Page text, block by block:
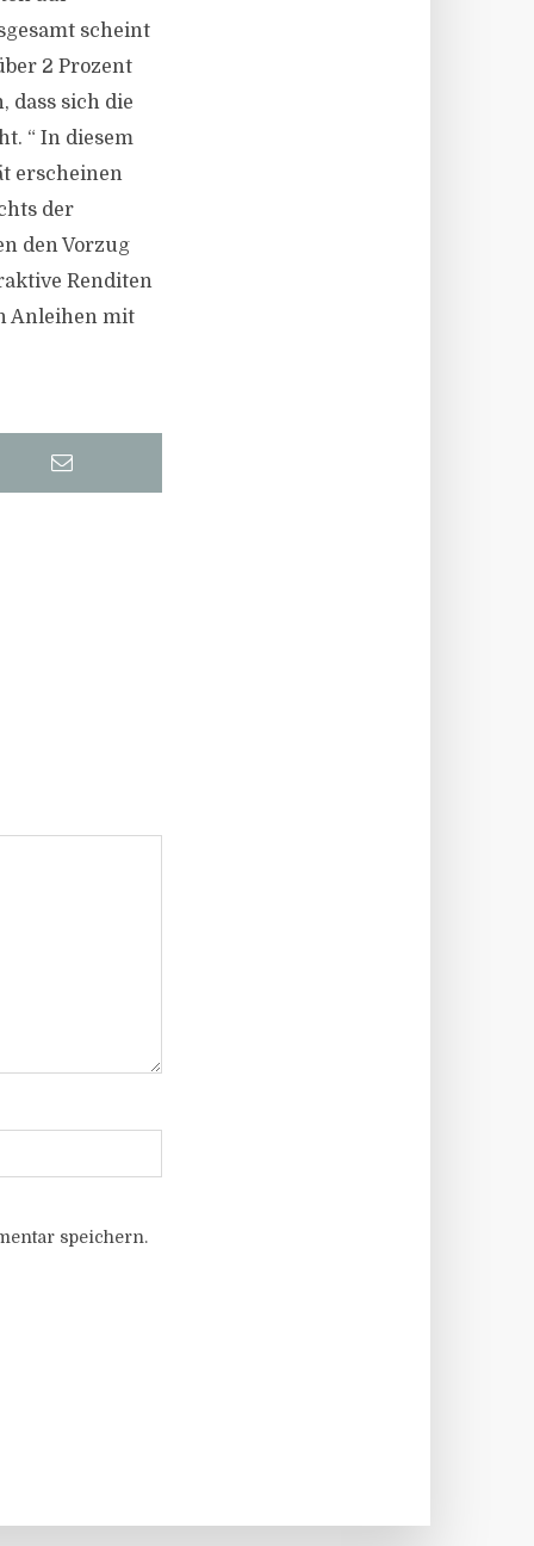
scheint
2 Prozent
dass sich die
“ In diesem
erscheinen
der
den Vorzug
Renditen
Anleihen mit
speichern.